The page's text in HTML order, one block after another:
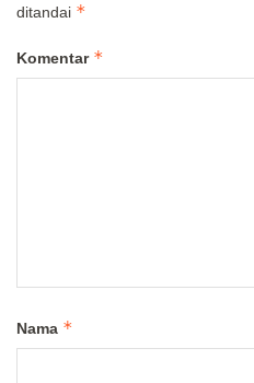
ditandai *
Komentar *
Nama *